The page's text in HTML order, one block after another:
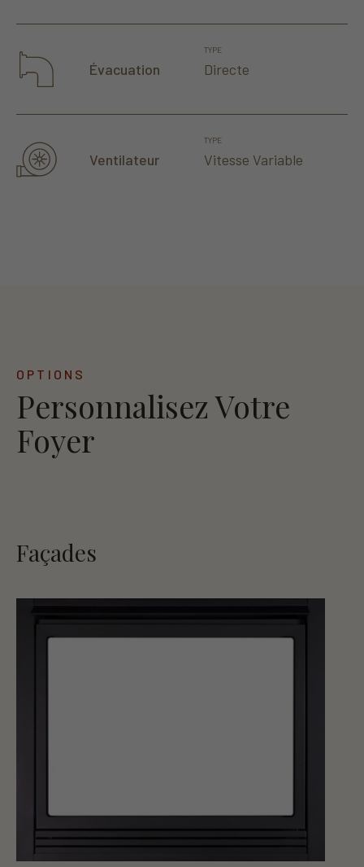
Évacuation
TYPE
Directe
Ventilateur
TYPE
Vitesse Variable
OPTIONS
Personnalisez Votre
Foyer
Façades